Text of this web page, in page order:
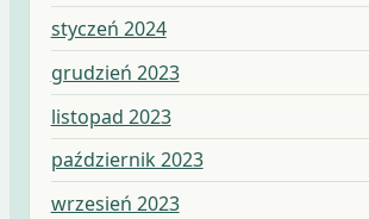
styczeń 2024
grudzień 2023
listopad 2023
październik 2023
wrzesień 2023